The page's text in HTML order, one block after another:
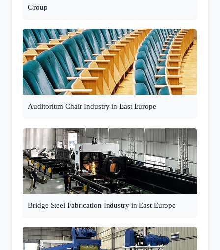
Group
Auditorium Chair Industry in East Europe
Bridge Steel Fabrication Industry in East Europe